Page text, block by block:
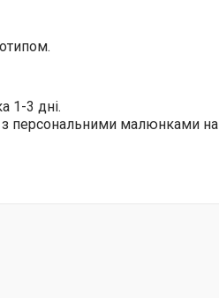
1-3 дні.
персональними малюнками на